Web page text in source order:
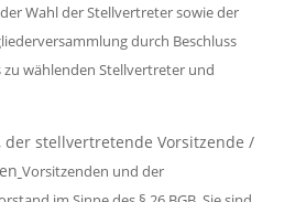
Wahl der Stellvertreter sowie der
durch Beschluss
zu wählenden Stellvertreter und
der stellvertretende Vorsitzende /
Vorsitzenden und der